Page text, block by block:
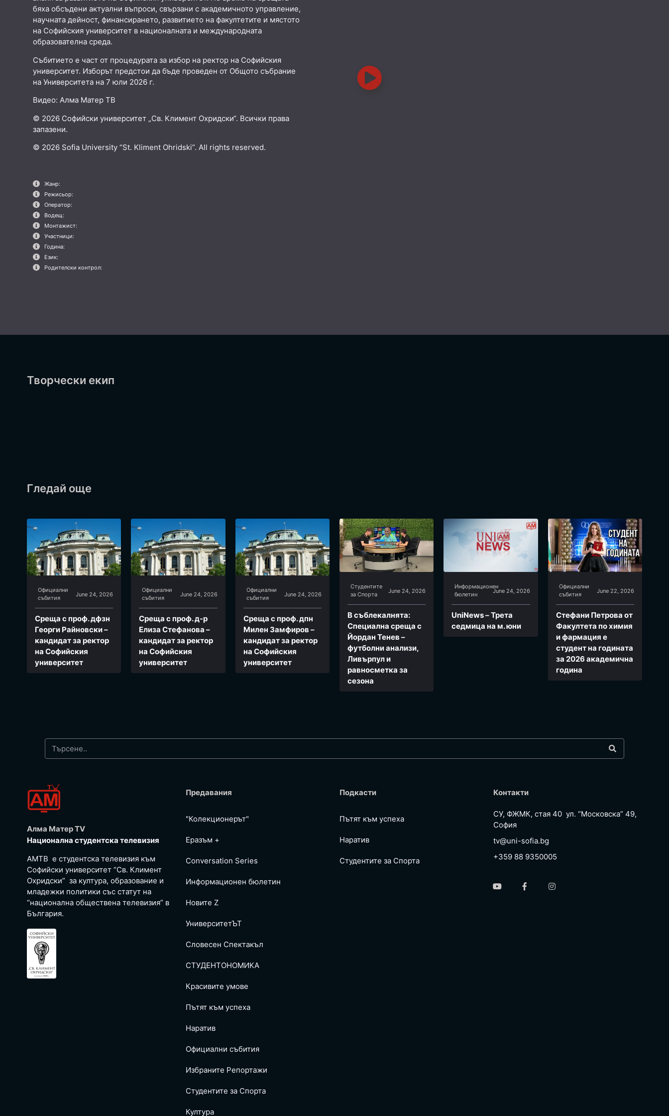
бяха обсъдени актуални въпроси, свързани с академичното управление,
научната дейност, финансирането, развитието на факултетите и мястото
на Софийския университет в националната и международната
образователна среда.
Събитието е част от процедурата за избор на ректор на Софийския
университет. Изборът предстои да бъде проведен от Общото събрание
на Университета на 7 юли 2026 г.
Видео: Алма Матер ТВ
© 2026 Софийски университет „Св. Климент Охридски“. Всички права
запазени.
© 2026 Sofia University “St. Kliment Ohridski”. All rights reserved.
Жанр:
Режисьор:
Оператор:
Водещ:
Монтажист:
Участници:
Година:
Език:
Родителски контрол:
Творчески екип
Гледай още
Официални
събития
June 24, 2026
Среща с проф. дфзн
Георги Райновски –
кандидат за ректор
на Софийския
университет
Официални
събития
June 24, 2026
Среща с проф. д-р
Елиза Стефанова –
кандидат за ректор
на Софийския
университет
Официални
събития
June 24, 2026
Среща с проф. дпн
Милен Замфиров –
кандидат за ректор
на Софийския
университет
Студентите
за Спортa
June 24, 2026
В съблекалнята:
Специална среща с
Йордан Тенев –
футболни анализи,
Ливърпул и
равносметка за
сезона
Информационен
бюлетин
June 24, 2026
UniNews – Трета
седмица на м. юни
Официални
събития
June 22, 2026
Стефани Петрова от
Факултета по химия
и фармация e
студент на годината
за 2026 академична
година
Алма Матер TV
Национална студентска телевизия
АМТВ е студентска телевизия към
Софийски университет “Св. Климент
Охридски” за култура, образование и
младежки политики със статут на
“национална обществена телевизия” в
България.
Предавания
"Колекционерът"
Еразъм +
Conversation Series
Информационен бюлетин
Новите Z
УниверситетЪТ
Словесен Спектакъл
СТУДЕНТОНОМИКА
Красивите умове
Пътят към успеха
Наратив
Официални събития
Избраните Репoртажи
Студентите за Спортa
Култура
Подкасти
Пътят към успеха
Наратив
Студентите за Спортa
Контакти
СУ, ФЖМК, стая 40 ул. “Московска” 49,
София
tv@uni-sofia.bg
+359 88 9350005